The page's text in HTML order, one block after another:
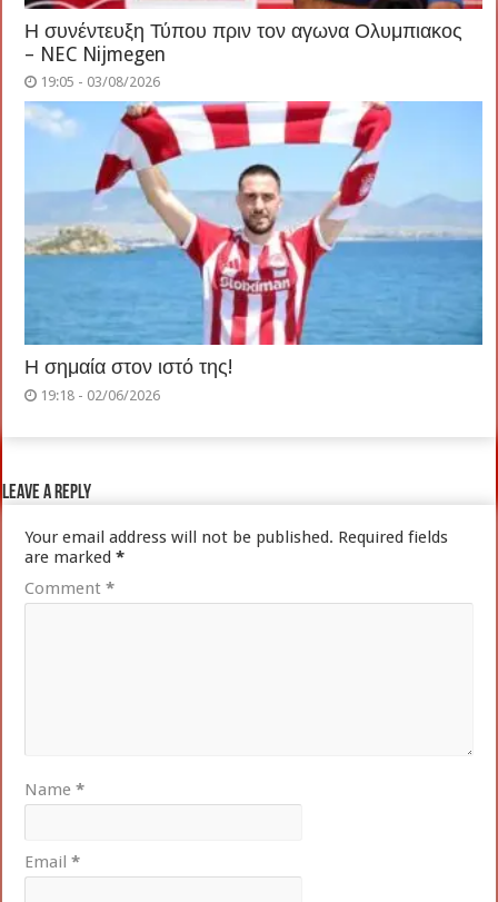
Η συνέντευξη Τύπου πριν τον αγωνα Ολυμπιακος
– NEC Nijmegen
19:05 - 03/08/2026
Η σημαία στον ιστό της!
19:18 - 02/06/2026
Leave a Reply
Your email address will not be published. Required fields
are marked*
Comment*
Name*
Email*